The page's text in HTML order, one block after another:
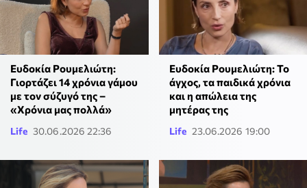
Ευδοκία Ρουμελιώτη:
Γιορτάζει 14 χρόνια γάμου
με τον σύζυγό της –
«Χρόνια μας πολλά»
Life 30.06.2026 22:36
Ευδοκία Ρουμελιώτη: Το
άγχος, τα παιδικά χρόνια
και η απώλεια της
μητέρας της
Life 23.06.2026 19:00